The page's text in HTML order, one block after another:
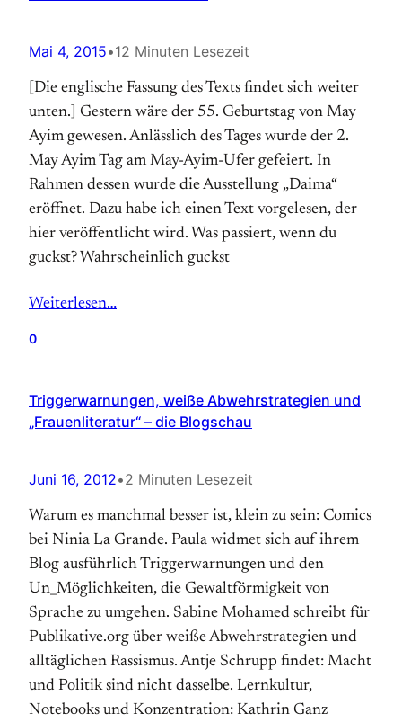
Mai 4, 2015•12 Minuten Lesezeit
[Die englische Fassung des Texts findet sich weiter
unten.] Gestern wäre der 55. Geburtstag von May
Ayim gewesen. Anlässlich des Tages wurde der 2.
May Ayim Tag am May-Ayim-Ufer gefeiert. In
Rahmen dessen wurde die Ausstellung „Daima“
eröffnet. Dazu habe ich einen Text vorgelesen, der
hier veröffentlicht wird. Was passiert, wenn du
guckst? Wahrscheinlich guckst
Weiterlesen…
0
Triggerwarnungen, weiße Abwehrstrategien und
„Frauenliteratur“ – die Blogschau
Juni 16, 2012•2 Minuten Lesezeit
Warum es manchmal besser ist, klein zu sein: Comics
bei Ninia La Grande. Paula widmet sich auf ihrem
Blog ausführlich Triggerwarnungen und den
Un_Möglichkeiten, die Gewaltförmigkeit von
Sprache zu umgehen. Sabine Mohamed schreibt für
Publikative.org über weiße Abwehrstrategien und
alltäglichen Rassismus. Antje Schrupp findet: Macht
und Politik sind nicht dasselbe. Lernkultur,
Notebooks und Konzentration: Kathrin Ganz